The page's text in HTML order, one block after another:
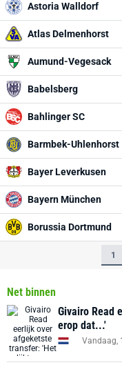
Astoria Walldorf
Atlas Delmenhorst
Aumund-Vegesack
Babelsberg
Bahlinger SC
Barmbek-Uhlenhorst
Bayer Leverkusen
Bayern München
Borussia Dortmund
1
Net binnen
Givairo Read
erop dat...'
Vandaag,